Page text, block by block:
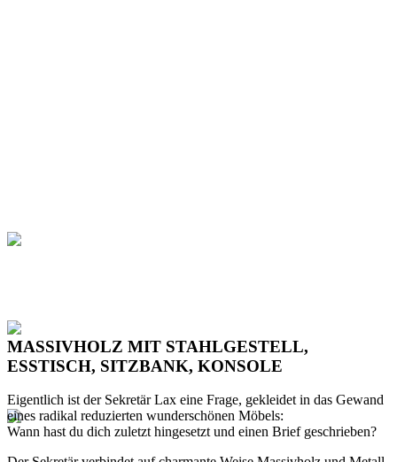
MASSIVHOLZ MIT STAHLGESTELL,
ESSTISCH, SITZBANK, KONSOLE
Eigentlich ist der Sekretär Lax eine Frage, gekleidet in das Gewand
eines radikal reduzierten wunderschönen Möbels:
Wann hast du dich zuletzt hingesetzt und einen Brief geschrieben?